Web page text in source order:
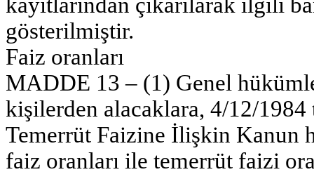
gösterilmiştir.
Faiz oranları
MADDE 13 – (1) Genel
kişilerden alacaklara, 4/12/
Temerrüt Faizine İlişkin Kanun
faiz oranları ile temerrüt faizi